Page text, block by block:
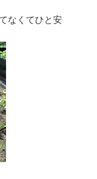
なくてひと安